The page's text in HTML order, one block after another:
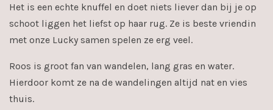
Het is een echte knuffel en doet niets liever dan bij je op
schoot liggen het liefst op haar rug. Ze is beste vriendin
met onze Lucky samen spelen ze erg veel.
Roos is groot fan van wandelen, lang gras en water.
Hierdoor komt ze na de wandelingen altijd nat en vies
thuis.